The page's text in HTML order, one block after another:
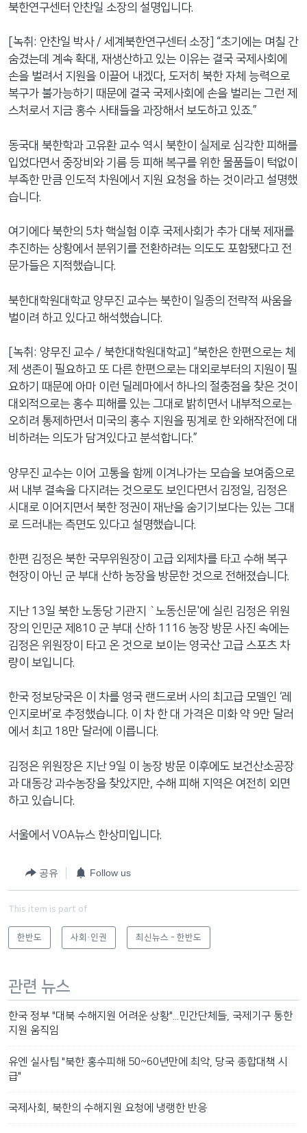
북한연구센터 안찬일 소장의 설명입니다.
[녹취: 안찬일 박사 / 세계북한연구센터 소장] “초기에는 며칠 간
숨겼는데 계속 확대, 재생산하고 있는 이유는 결국 국제사회에
손을 벌려서 지원을 이끌어 내겠다, 도저히 북한 자체 능력으로
복구가 불가능하기 때문에 결국 국제사회에 손을 벌리는 그런 제
스처로서 지금 홍수 사태들을 과장해서 보도하고 있죠.”
동국대 북한학과 고유환 교수 역시 북한이 실제로 심각한 피해를
입었다면서 중장비와 기름 등 피해 복구를 위한 물품들이 턱없이
부족한 만큼 인도적 차원에서 지원 요청을 하는 것이라고 설명했
습니다.
여기에다 북한의 5차 핵실험 이후 국제사회가 추가 대북 제재를
추진하는 상황에서 분위기를 전환하려는 의도도 포함됐다고 전
문가들은 지적했습니다.
북한대학원대학교 양무진 교수는 북한이 일종의 전략적 싸움을
벌이려 하고 있다고 해석했습니다.
[녹취: 양무진 교수 / 북한대학원대학교] “북한은 한편으로는 체
제 생존이 필요하고 또 다른 한편으로는 대외로부터의 지원이 필
요하기 때문에 아마 이런 딜레마에서 하나의 절충점을 찾은 것이
대외적으로는 홍수 피해를 있는 그대로 밝히면서 내부적으로는
오히려 통제하면서 미국의 홍수 지원을 핑계로 한 와해작전에 대
비하려는 의도가 담겨있다고 분석합니다.”
양무진 교수는 이어 고통을 함께 이겨나가는 모습을 보여줌으로
써 내부 결속을 다지려는 것으로도 보인다면서 김정일, 김정은
시대로 이어지면서 북한 정권이 재난을 숨기기보다는 있는 그대
로 드러내는 측면도 있다고 설명했습니다.
한편 김정은 북한 국무위원장이 고급 외제차를 타고 수해 복구
현장이 아닌 군 부대 산하 농장을 방문한 것으로 전해졌습니다.
지난 13일 북한 노동당 기관지 `노동신문'에 실린 김정은 위원
장의 인민군 제810 군 부대 산하 1116 농장 방문 사진 속에는
김정은 위원장이 타고 온 것으로 보이는 영국산 고급 스포츠 차
량이 보입니다.
한국 정보당국은 이 차를 영국 랜드로버 사의 최고급 모델인 ‘레
인지로버’로 추정했습니다. 이 차 한 대 가격은 미화 약 9만 달러
에서 최고 18만 달러에 이릅니다.
김정은 위원장은 지난 9일 이 농장 방문 이후에도 보건산소공장
과 대동강 과수농장을 찾았지만, 수해 피해 지역은 여전히 외면
하고 있습니다.
서울에서 VOA뉴스 한상미입니다.
공유 Follow us
This item is part of
한반도 사회·인권 최신뉴스 - 한반도
관련 뉴스
한국 정부 "대북 수해지원 어려운 상황"...민간단체들, 국제기구 통한
지원 움직임
유엔 실사팀 "북한 홍수피해 50~60년만에 최악, 당국 종합대책 시
급"
국제사회, 북한의 수해지원 요청에 냉랭한 반응